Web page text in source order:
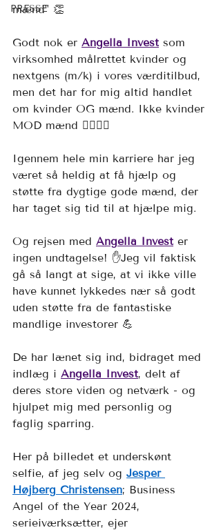
PRESSE
mænd" 👏
Godt nok er Angella Invest som
virksomhed målrettet kvinder og
nextgens (m/k) i vores værditilbud,
men det har for mig altid handlet
om kvinder OG mænd. Ikke kvinder
MOD mænd 🙋‍♂️🙋‍♀️
Igennem hele min karriere har jeg
været så heldig at få hjælp og
støtte fra dygtige gode mænd, der
har taget sig tid til at hjælpe mig.
Og rejsen med Angella Invest er
ingen undtagelse! ✋Jeg vil faktisk
gå så langt at sige, at vi ikke ville
have kunnet lykkedes nær så godt
uden støtte fra de fantastiske
mandlige investorer 💪
De har lænet sig ind, bidraget med
indlæg i Angella Invest, delt af
deres store viden og netværk - og
hjulpet mig med personlig og
faglig sparring.
Her på billedet et underskønt
selfie, af jeg selv og Jesper
Højberg Christensen; Business
Angel of the Year 2024,
serieiværksætter, ejer